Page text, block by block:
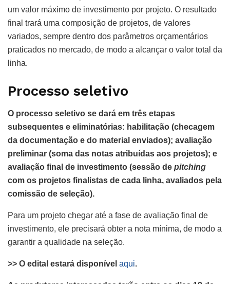
um valor máximo de investimento por projeto. O resultado
final trará uma composição de projetos, de valores
variados, sempre dentro dos parâmetros orçamentários
praticados no mercado, de modo a alcançar o valor total da
linha.
Processo seletivo
O processo seletivo se dará em três etapas
subsequentes e eliminatórias: habilitação (checagem
da documentação e do material enviados); avaliação
preliminar (soma das notas atribuídas aos projetos); e
avaliação final de investimento (sessão de pitching
com os projetos finalistas de cada linha, avaliados pela
comissão de seleção).
Para um projeto chegar até a fase de avaliação final de
investimento, ele precisará obter a nota mínima, de modo a
garantir a qualidade na seleção.
>> O edital estará disponível aqui.